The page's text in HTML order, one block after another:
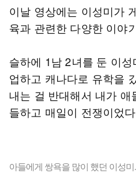
이날 영상에는 이성미가
육과 관련한 다양한 이야
슬하에 1남 2녀를 둔 이
업하고 캐나다로 유학을
내는 걸 반대해서 내가
들하고 매일이 전쟁이었
아들에게 쌍욕을 많이 했던 이성